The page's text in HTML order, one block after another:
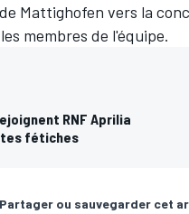
Mattighofen vers la
membres de l'équipe.
RNF Aprilia
fétiches
Partager ou sauvegarder cet